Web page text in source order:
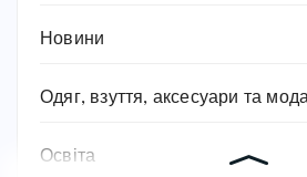
Новини
Одяг, взуття, аксесуари та
Освіта